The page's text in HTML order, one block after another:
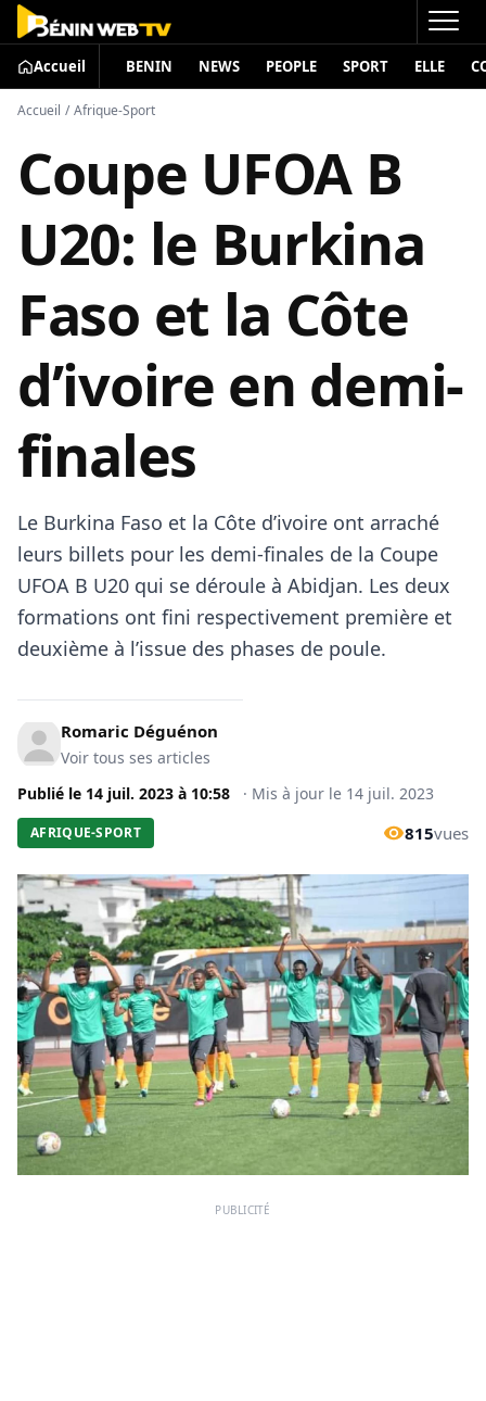
Accueil BENIN NEWS PEOPLE SPORT ELLE
Accueil / Afrique-Sport
Coupe UFOA B
U20: le Burkina
Faso et la Côte
d’ivoire en demi-
finales
Le Burkina Faso et la Côte d’ivoire ont arraché
leurs billets pour les demi-finales de la Coupe
UFOA B U20 qui se déroule à Abidjan. Les deux
formations ont fini respectivement première et
deuxième à l’issue des phases de poule.
Romaric Déguénon
Voir tous ses articles
Publié le 14 juil. 2023 à 10:58 · Mis à jour le 14 juil. 2023
AFRIQUE-SPORT 815vues
PUBLICITÉ